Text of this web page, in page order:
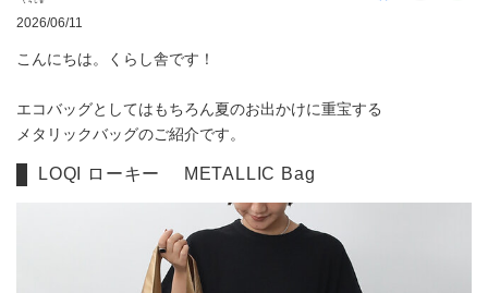
2026/06/11
こんにちは。くらし舎です！
エコバッグとしてはもちろん夏のお出かけに重宝する
メタリックバッグのご紹介です。
LOQI ローキー METALLIC Bag